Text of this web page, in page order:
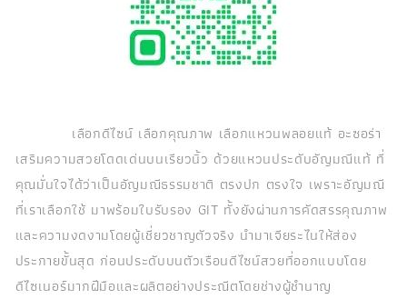
เลือกดีไซน์ เลือกคุณภาพ เลือกแหวนพลอยแท้ อะซอร่า
เสริมความสวยโดดเด่นบนเรียวนิ้ว ด้วยแหวนประดับอัญมณีแท้ ที่
คุณมั่นใจได้ว่าเป็นอัญมณีธรรมชาติ ตรงปก ตรงใจ เพราะอัญมณี
ที่เราเลือกใช้ มาพร้อมใบรับรอง GIT ทั้งยังผ่านการคัดสรรคุณภาพ
และความงดงามโดยผู้เชี่ยวชาญตัวจริง นำมาเจียระไนให้ส่อง
ประกายขั้นสุด ก่อนประดับบนตัวเรือนดีไซน์สวยที่ออกแบบโดย
ดีไซเนอร์มากฝีมือและผลิตอย่างประณีตโดยช่างผู้ชำนาญ